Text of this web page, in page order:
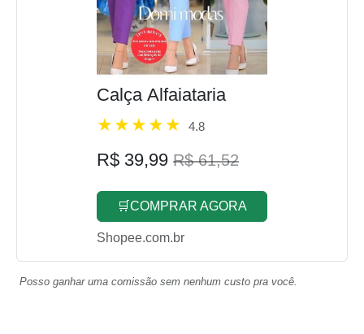
Calça Alfaiataria
4.8
R$ 39,99 R$ 61,52
🛒COMPRAR AGORA
Shopee.com.br
Posso ganhar uma comissão sem nenhum custo pra você.